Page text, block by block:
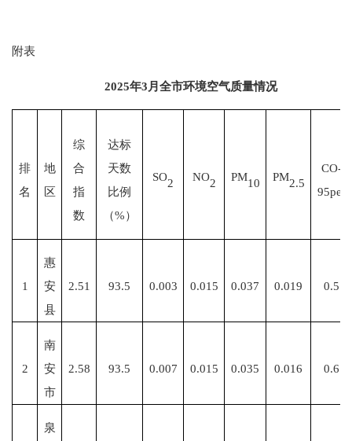
附表
2025年3 月 全市环境空气质量情况
排
名
地
区
综
合
指
数
达标
天数
比例
（%）
SO2 NO2 PM10 PM2.5
CO-
95per
1
惠
安
县
2.51 93.5 0.003 0.015 0.037 0.019 0.5
2
南
安
市
2.58 93.5 0.007 0.015 0.035 0.016 0.6
泉